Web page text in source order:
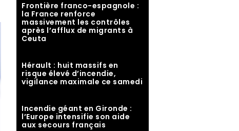
Frontière franco-espagnole :
la France renforce
massivement les contrôles
après l’afflux de migrants à
Ceuta
Hérault : huit massifs en
risque élevé d’incendie,
vigilance maximale ce samedi
Incendie géant en Gironde :
l’Europe intensifie son aide
aux secours français